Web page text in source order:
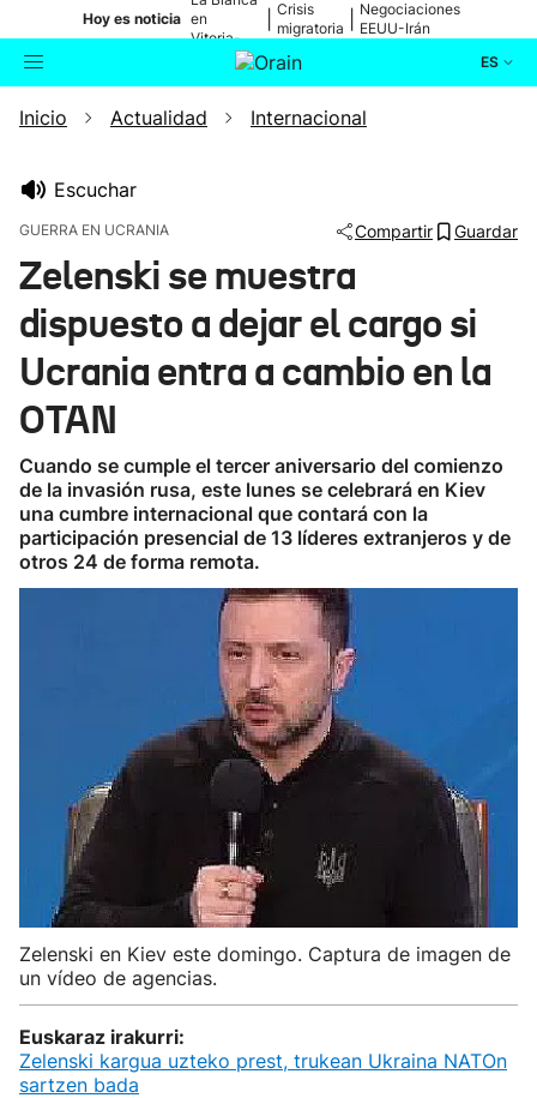
Hoy es noticia en
Vitoria-
Gasteiz
Crisis
migratoria
Negociaciones
EEUU-Irán
ES
Buscador Actualidad
Ikusmiran
Eguraldia
Inicio Actualidad Internacional
Escuchar
GUERRA EN UCRANIA Compartir Guardar
Zelenski se muestra
dispuesto a dejar el cargo si
Ucrania entra a cambio en la
OTAN
Cuando se cumple el tercer aniversario del comienzo
de la invasión rusa, este lunes se celebrará en Kiev
una cumbre internacional que contará con la
participación presencial de 13 líderes extranjeros y de
otros 24 de forma remota.
Zelenski en Kiev este domingo. Captura de imagen de
un vídeo de agencias.
Euskaraz irakurri:
Zelenski kargua uzteko prest, trukean Ukraina NATOn
sartzen bada